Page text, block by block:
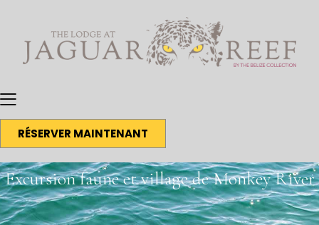
RÉSERVER MAINTENANT
Excursion faune et village de Monkey River